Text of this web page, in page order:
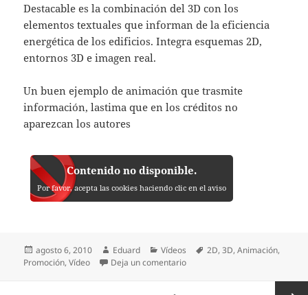
Destacable es la combinación del 3D con los
elementos textuales que informan de la eficiencia
energética de los edificios. Integra esquemas 2D,
entornos 3D e imagen real.
Un buen ejemplo de animación que trasmite
información, lastima que en los créditos no
aparezcan los autores
Contenido no disponible.
Por favor, acepta las cookies haciendo clic en el aviso
Publicado
el
agosto 6, 2010 Autor
Eduard Categorías
Vídeos Etiquetas
2D,3D,Animación,
Promoción,Vídeo Deja un comentarioen Green Lighthouse